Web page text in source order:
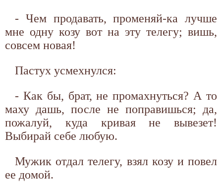
- Чем продавать, променяй-ка лучше
мне одну козу вот на эту телегу; вишь,
совсем новая!
Пастух усмехнулся:
- Как бы, брат, не промахнуться? А то
маху дашь, после не поправишься; да,
пожалуй, куда кривая не вывезет!
Выбирай себе любую.
Мужик отдал телегу, взял козу и повел
ее домой.